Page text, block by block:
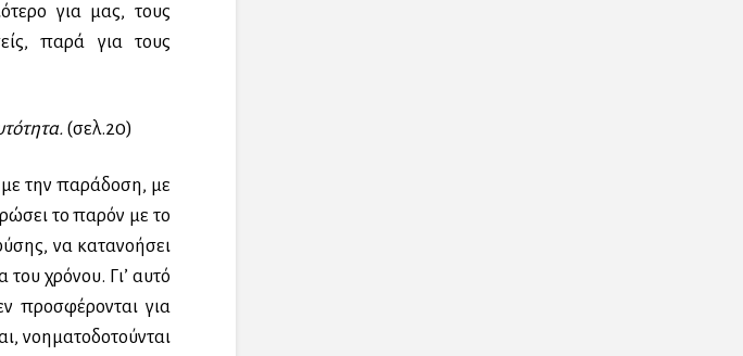
για μας, τους
παρά για τους
(σελ.20)
με την παράδοση, με
το παρόν με το
να κατανοήσει
χρόνου. Γι’ αυτό
προσφέρονται για
νοηματοδοτούνται